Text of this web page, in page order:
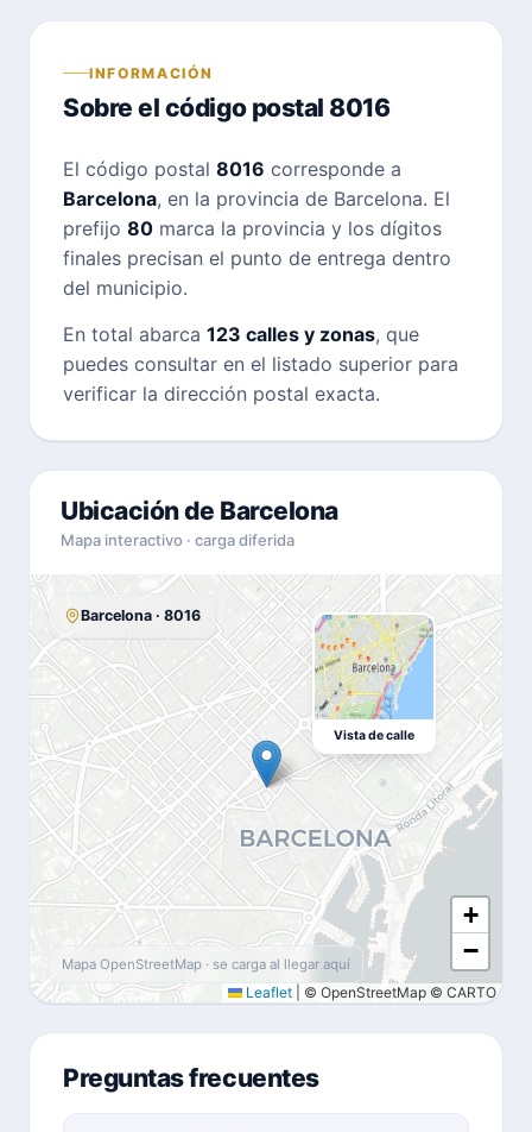
INFORMACIÓN
Sobre el código postal 8016
El código postal 8016 corresponde a
Barcelona, en la provincia de Barcelona. El
prefijo 80 marca la provincia y los dígitos
finales precisan el punto de entrega dentro
del municipio.
En total abarca 123 calles y zonas, que
puedes consultar en el listado superior para
verificar la dirección postal exacta.
Ubicación de Barcelona
Mapa interactivo · carga diferida
+
−
Leaflet © OpenStreetMap © CARTO
Barcelona · 8016
Vista de calle
Mapa OpenStreetMap · se carga al llegar aquí
Preguntas frecuentes